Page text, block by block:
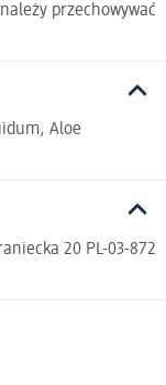
przechowywać
Aloe
20 PL-03-872